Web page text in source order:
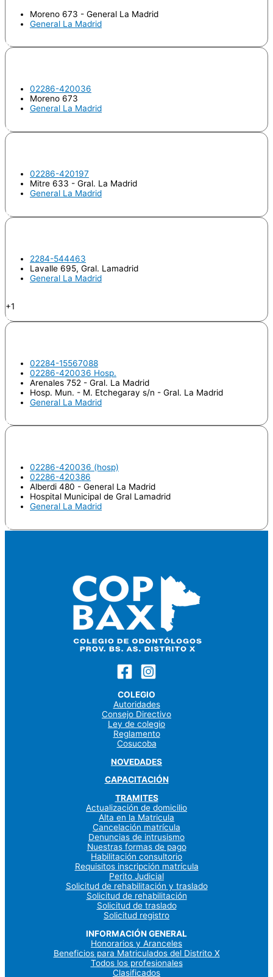
Moreno 673 - General La Madrid
General La Madrid
Odontologo
02286-420036
Moreno 673
General La Madrid
Odontologo
02286-420197
Mitre 633 - Gral. La Madrid
General La Madrid
Odontologo
2284-544463
Lavalle 695, Gral. Lamadrid
General La Madrid
+1
Odontopediatría
02284-15567088
02286-420036 Hosp.
Arenales 752 - Gral. La Madrid
Hosp. Mun. - M. Etchegaray s/n - Gral. La Madrid
General La Madrid
Odontologo
02286-420036 (hosp)
02286-420386
Alberdi 480 - General La Madrid
Hospital Municipal de Gral Lamadrid
General La Madrid
Odontologo
COLEGIO
Autoridades
Consejo Directivo
Ley de colegio
Reglamento
Cosucoba
NOVEDADES
CAPACITACIÓN
TRAMITES
Actualización de domicilio
Alta en la Matricula
Cancelación matrícula
Denuncias de intrusismo
Nuestras formas de pago
Habilitación consultorio
Requisitos inscripción matrícula
Perito Judicial
Solicitud de rehabilitación y traslado
Solicitud de rehabilitación
Solicitud de traslado
Solicitud registro
INFORMACIÓN GENERAL
Honorarios y Aranceles
Beneficios para Matriculados del Distrito X
Todos los profesionales
Clasificados